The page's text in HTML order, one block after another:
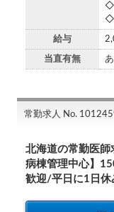
◇
◇
給与
当直有無
常勤求人 No.
北海道の常勤医
病棟管理中心】
歓迎/平日に1日休